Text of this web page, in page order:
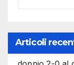
Articoli